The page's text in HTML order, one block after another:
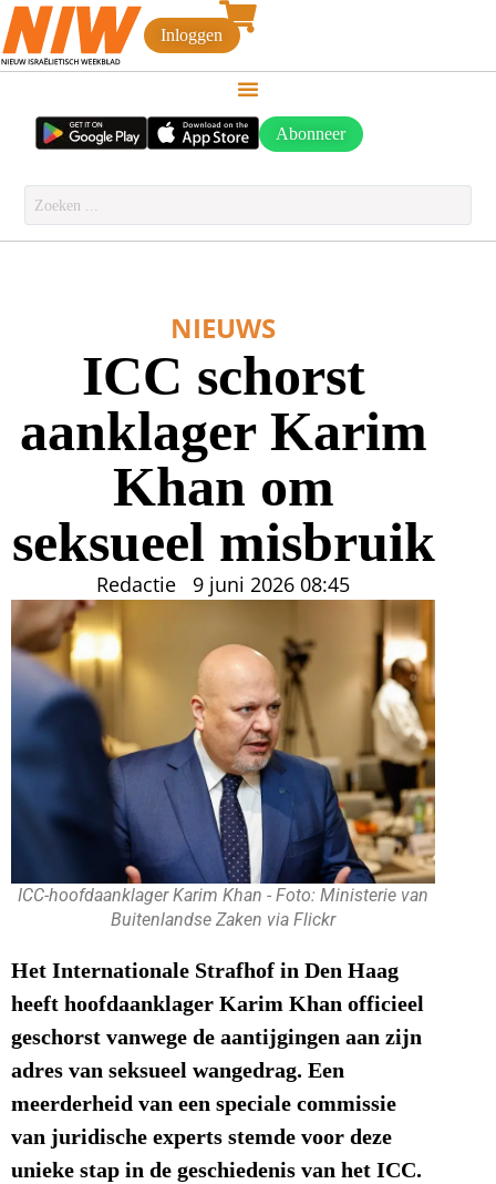
Inloggen
Abonneer
NIEUWS
ICC schorst
aanklager Karim
Khan om
seksueel misbruik
Redactie 9 juni 2026 08:45
ICC-hoofdaanklager Karim Khan - Foto: Ministerie van
Buitenlandse Zaken via Flickr
Het Internationale Strafhof in Den Haag
heeft hoofdaanklager Karim Khan officieel
geschorst vanwege de aantijgingen aan zijn
adres van seksueel wangedrag. Een
meerderheid van een speciale commissie
van juridische experts stemde voor deze
unieke stap in de geschiedenis van het ICC.